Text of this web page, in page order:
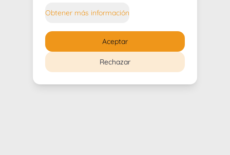
Obtener más información
Rechazar
Aceptar